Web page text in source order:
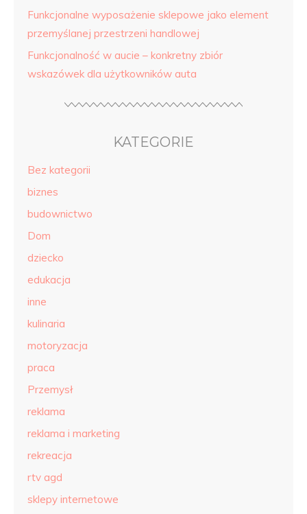
Funkcjonalne wyposażenie sklepowe jako element
przemyślanej przestrzeni handlowej
Funkcjonalność w aucie – konkretny zbiór
wskazówek dla użytkowników auta
KATEGORIE
Bez kategorii
biznes
budownictwo
Dom
dziecko
edukacja
inne
kulinaria
motoryzacja
praca
Przemysł
reklama
reklama i marketing
rekreacja
rtv agd
sklepy internetowe